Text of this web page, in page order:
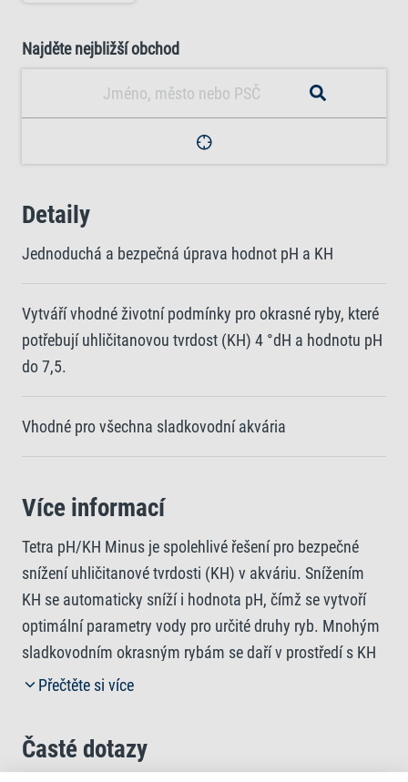
Najděte nejbližší obchod
Detaily
Jednoduchá a bezpečná úprava hodnot pH a KH
Vytváří vhodné životní podmínky pro okrasné ryby, které
potřebují uhličitanovou tvrdost (KH) 4 °dH a hodnotu pH
do 7,5.
Vhodné pro všechna sladkovodní akvária
Více informací
Tetra pH/KH Minus je spolehlivé řešení pro bezpečné
snížení uhličitanové tvrdosti (KH) v akváriu. Snížením
KH se automaticky sníží i hodnota pH, čímž se vytvoří
optimální parametry vody pro určité druhy ryb. Mnohým
sladkovodním okrasným rybám se daří v prostředí s KH
4 °dH a pH do 7,5, proto je tento produkt nezbytný pro
přípravek Tetra pH/KH Minus, přidejte až 25 ml na 100 l
akvarijní vody a pro přesné měření použijte dávkovací
Přečtěte si více
Časté dotazy